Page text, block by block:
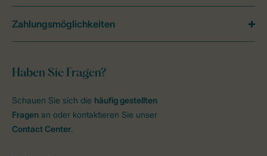
Haben Sie Fragen?
Schauen Sie sich die häufig gestellten
Fragen an oder kontaktieren Sie unser
Contact Center.
Zahlungsmöglichkeiten